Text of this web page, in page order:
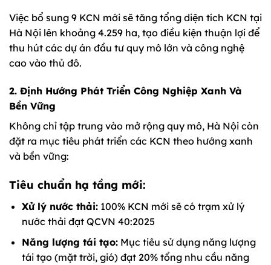
Việc bổ sung 9 KCN mới sẽ tăng tổng diện tích KCN tại
Hà Nội lên khoảng 4.259 ha, tạo điều kiện thuận lợi để
thu hút các dự án đầu tư quy mô lớn và công nghệ
cao vào thủ đô.
2. Định Hướng Phát Triển Công Nghiệp Xanh Và
Bền Vững
Không chỉ tập trung vào mở rộng quy mô, Hà Nội còn
đặt ra mục tiêu phát triển các KCN theo hướng xanh
và bền vững:
Tiêu chuẩn hạ tầng mới:
Xử lý nước thải:100% KCN mới sẽ có trạm xử lý
nước thải đạt QCVN 40:2025
Năng lượng tái tạo:Mục tiêu sử dụng năng lượng
tái tạo (mặt trời, gió) đạt 20% tổng nhu cầu năng